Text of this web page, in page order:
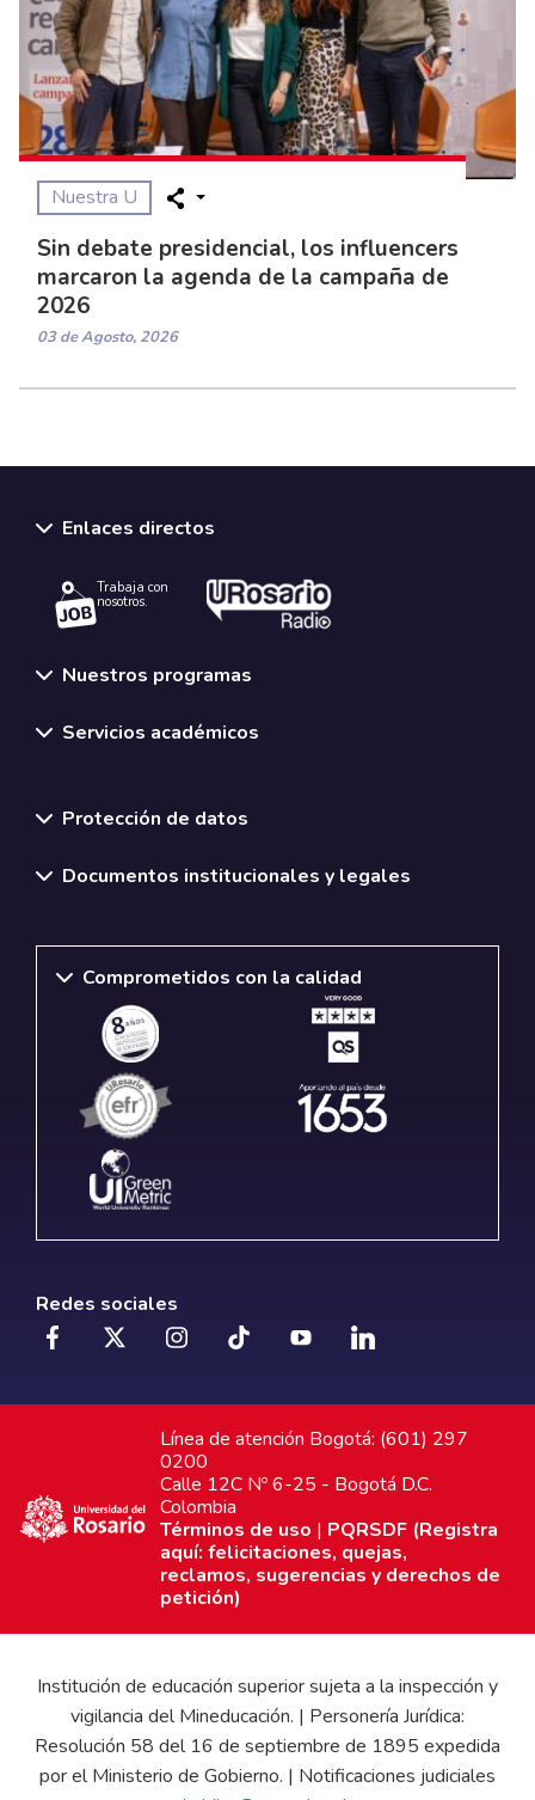
Nuestra U
Sin debate presidencial, los influencers
marcaron la agenda de la campaña de
2026
03 de Agosto, 2026
Enlaces directos
Trabaja con
nosotros.
Nuestros programas
Servicios académicos
Protección de datos
Documentos institucionales y legales
Comprometidos con la calidad
Redes sociales
Línea de atención Bogotá: (601) 297
0200
Calle 12C Nº 6-25 - Bogotá D.C.
Colombia
Términos de uso | PQRSDF (Registra
aquí: felicitaciones, quejas,
reclamos, sugerencias y derechos de
petición)
Institución de educación superior sujeta a la inspección y
vigilancia del Mineducación. | Personería Jurídica:
Resolución 58 del 16 de septiembre de 1895 expedida
por el Ministerio de Gobierno. | Notificaciones judiciales